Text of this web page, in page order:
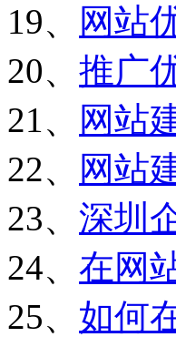
19、
网站
20、 推广
21、
网站
22、
网站
23、 深圳
24、 在网
25、 如何